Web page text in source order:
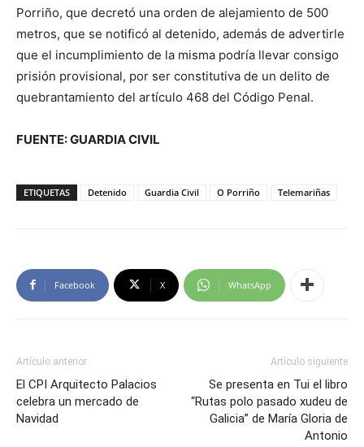
Porriño, que decretó una orden de alejamiento de 500
metros, que se notificó al detenido, además de advertirle
que el incumplimiento de la misma podría llevar consigo
prisión provisional, por ser constitutiva de un delito de
quebrantamiento del artículo 468 del Código Penal.
FUENTE: GUARDIA CIVIL
ETIQUETAS Detenido Guardia Civil O Porriño Telemariñas
Facebook X WhatsApp
Artículo anterior
El CPI Arquitecto Palacios
celebra un mercado de
Navidad
Artículo siguiente
Se presenta en Tui el libro
“Rutas polo pasado xudeu de
Galicia” de María Gloria de
Antonio